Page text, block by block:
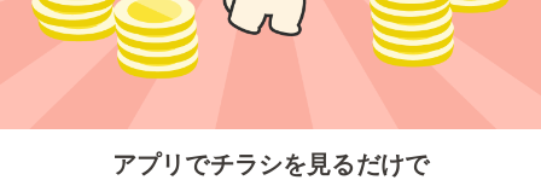
アプリでチラシを見るだけで